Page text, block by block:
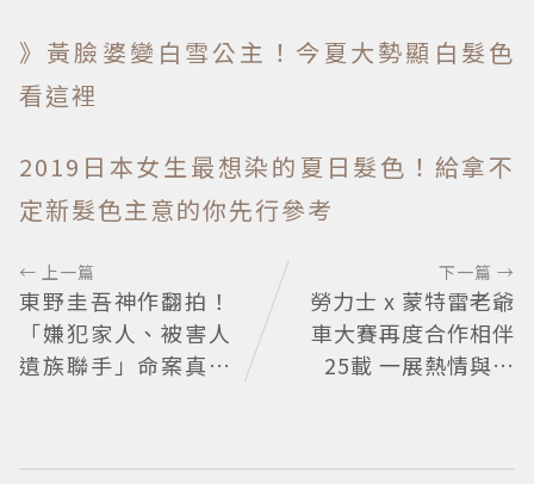
》黃臉婆變白雪公主！今夏大勢顯白髮色
看這裡
2019日本女生最想染的夏日髮色！給拿不
定新髮色主意的你先行參考
← 上一篇
東野圭吾神作翻拍！
「嫌犯家人、被害人
遺族聯手」命案真相
開
下一篇 →
勞力士 x 蒙特雷老爺
車大賽再度合作相伴
25載 一展熱情與夢